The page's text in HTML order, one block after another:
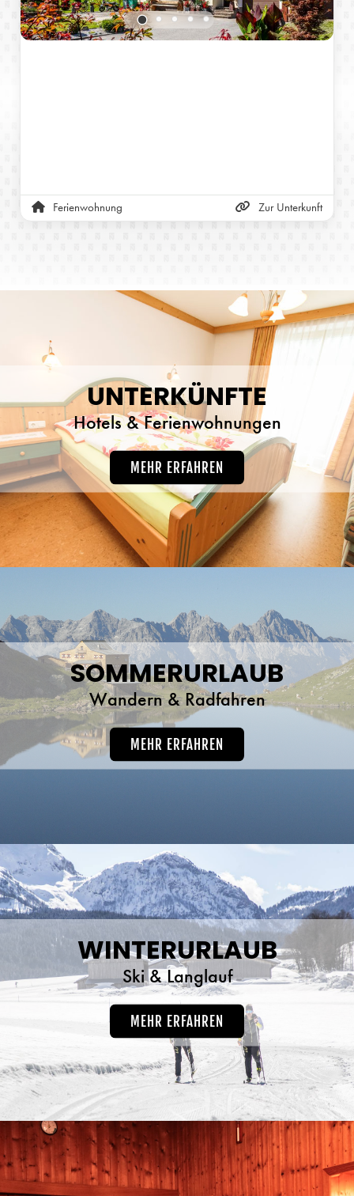
Ferienwohnung Zur Unterkunft
UNTERKÜNFTE
Hotels & Ferienwohnungen
MEHR ERFAHREN
SOMMERURLAUB
Wandern & Radfahren
MEHR ERFAHREN
WINTERURLAUB
Ski & Langlauf
MEHR ERFAHREN